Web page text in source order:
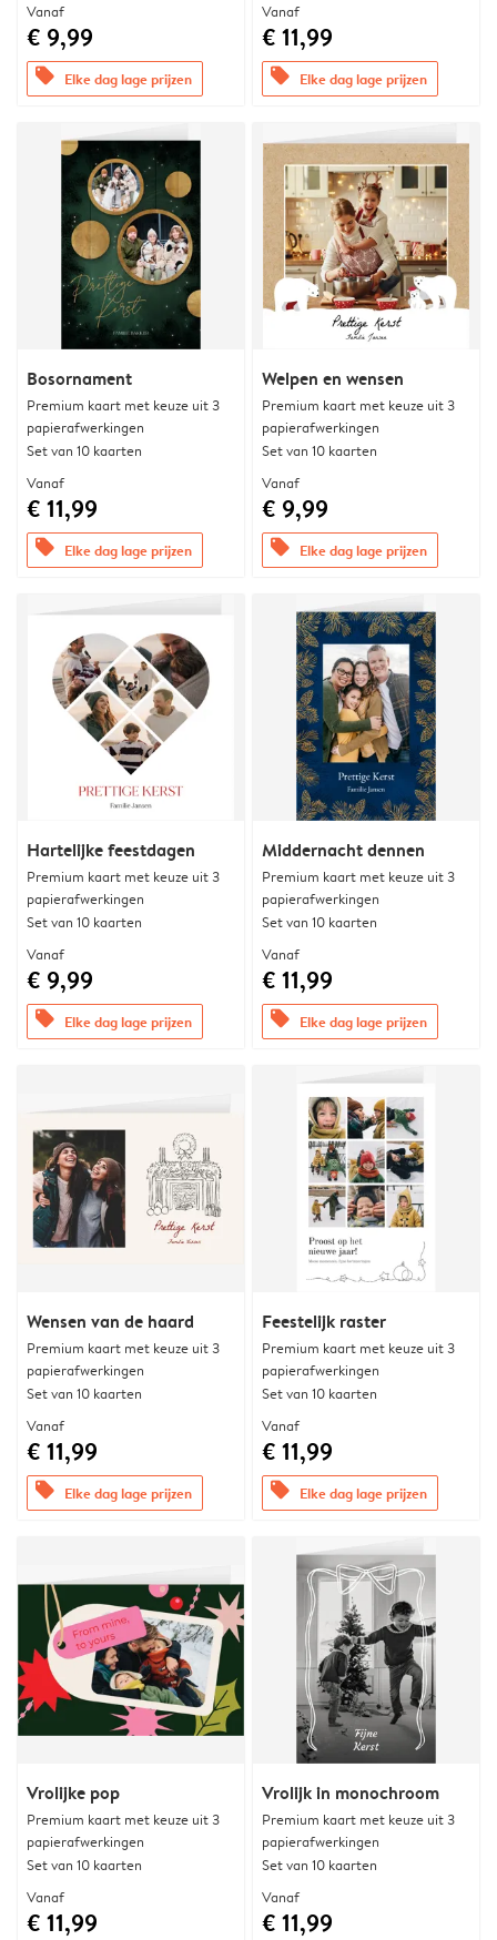
Vanaf
€ 9,99
offers Elke dag lage prijzen
Vanaf
€ 11,99
offers Elke dag lage prijzen
Bosornament
Premium kaart met keuze uit 3
papierafwerkingen
Set van 10 kaarten
Vanaf
€ 11,99
offers Elke dag lage prijzen
Welpen en wensen
Premium kaart met keuze uit 3
papierafwerkingen
Set van 10 kaarten
Vanaf
€ 9,99
offers Elke dag lage prijzen
Hartelijke feestdagen
Premium kaart met keuze uit 3
papierafwerkingen
Set van 10 kaarten
Vanaf
€ 9,99
offers Elke dag lage prijzen
Middernacht dennen
Premium kaart met keuze uit 3
papierafwerkingen
Set van 10 kaarten
Vanaf
€ 11,99
offers Elke dag lage prijzen
Wensen van de haard
Premium kaart met keuze uit 3
papierafwerkingen
Set van 10 kaarten
Vanaf
€ 11,99
offers Elke dag lage prijzen
Feestelijk raster
Premium kaart met keuze uit 3
papierafwerkingen
Set van 10 kaarten
Vanaf
€ 11,99
offers Elke dag lage prijzen
Vrolijke pop
Premium kaart met keuze uit 3
papierafwerkingen
Set van 10 kaarten
Vanaf
€ 11,99
Vrolijk in monochroom
Premium kaart met keuze uit 3
papierafwerkingen
Set van 10 kaarten
Vanaf
€ 11,99